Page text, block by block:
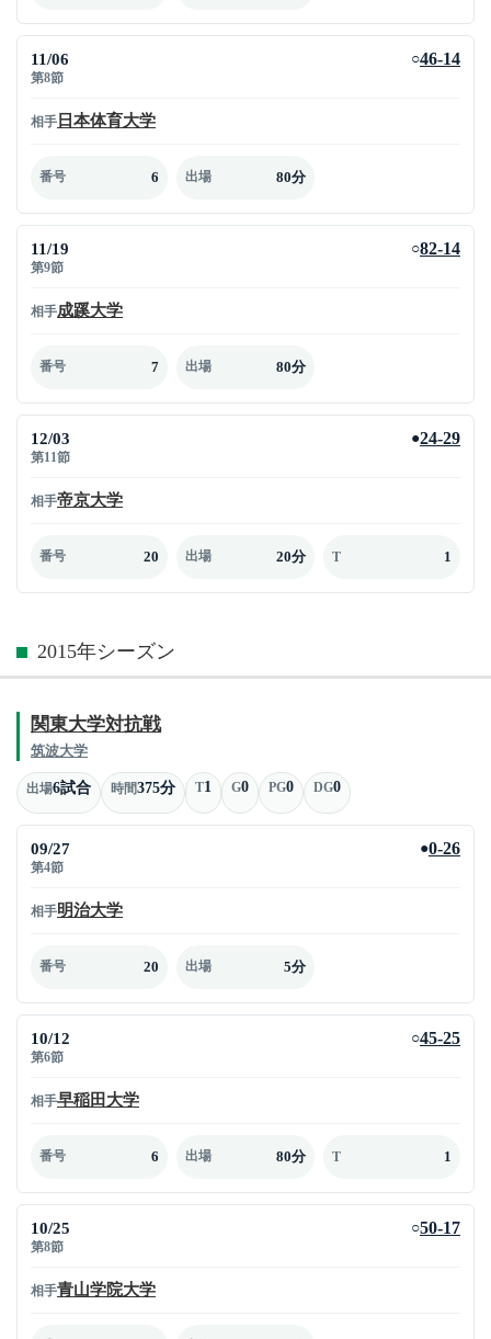
11/06
第8節
○46-14
相手 日本体育大学
番号 6 出場 80分
11/19
第9節
○82-14
相手成蹊大学
番号 7 出場 80分
12/03
第11節
●24-29
相手帝京大学
番号 20 出場 20分 T 1
2015年シーズン
関東大学対抗戦
筑波大学
出場6試合 時間375分 T1 G0 PG0 DG0
09/27
第4節
●0-26
相手明治大学
番号 20 出場 5分
10/12
第6節
○45-25
相手早稲田大学
番号 6 出場 80分 T 1
10/25
第8節
○50-17
相手青山学院大学